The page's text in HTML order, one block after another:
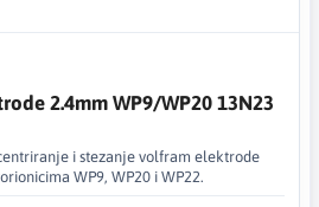
2.4mm WP9/WP20 13N23
i stezanje volfram elektrode
WP9, WP20 i WP22.